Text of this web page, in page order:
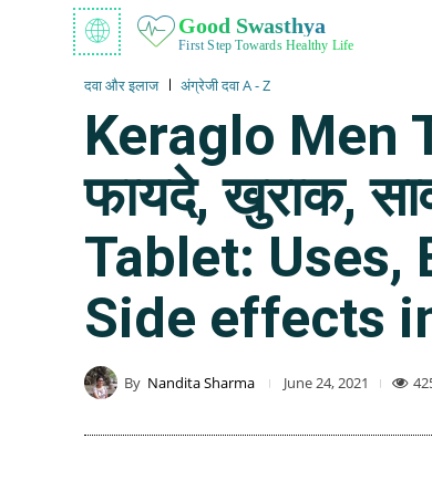
Good Swasthya
First Step Towards Healthy Life
दवा और इलाज अंग्रेजी दवा A - Z
Keraglo Men
फायदे, खुराक,
Tablet: Uses,
Side effects
By Nandita Sharma June 24, 2021